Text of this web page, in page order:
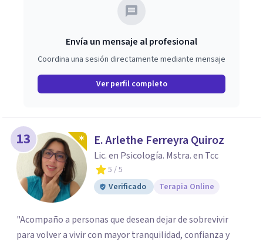
Envía un mensaje al profesional
Coordina una sesión directamente mediante mensaje
Ver perfil completo
13 E. Arlethe Ferreyra Quiroz
Lic. en Psicología. Mstra. en Tcc
5 / 5
Verificado
Terapia Online
"Acompaño a personas que desean dejar de sobrevivir
para volver a vivir con mayor tranquilidad, confianza y